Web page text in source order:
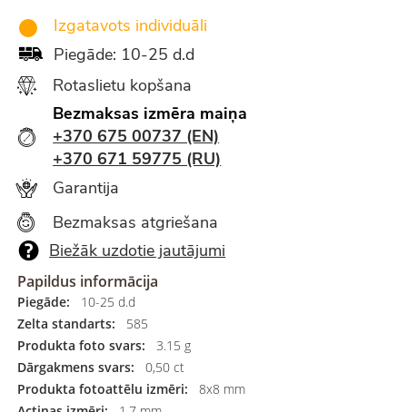
Izgatavots individuāli
Piegāde: 10-25 d.d
Rotaslietu kopšana
Bezmaksas izmēra maiņa
+370 675 00737 (EN)
+370 671 59775 (RU)
Garantija
Bezmaksas atgriešana
Biežāk uzdotie jautājumi
Papildus informācija
Piegāde:
10-25 d.d
Zelta standarts:
585
Produkta foto svars:
3.15 g
Dārgakmens svars:
0,50 ct
Produkta fotoattēlu izmēri:
8x8 mm